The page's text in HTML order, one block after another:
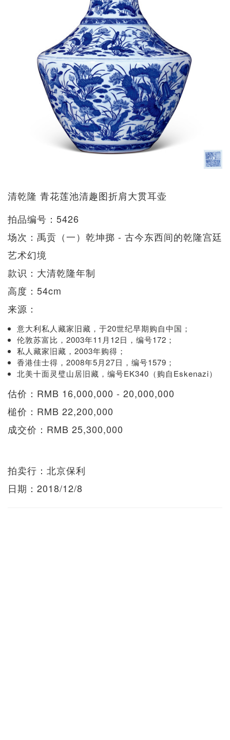
清乾隆 青花莲池清趣图折肩大贯耳壶
拍品编号：5426
场次：禹贡（一）乾坤掷 - 古今东西间的乾隆宫廷
艺术幻境
款识：大清乾隆年制
高度：54cm
来源：
意大利私人藏家旧藏，于20世纪早期购自中国；
伦敦苏富比，2003年11月12日，编号172；
私人藏家旧藏，2003年购得；
香港佳士得，2008年5月27日，编号1579；
北美十面灵璧山居旧藏，编号EK340（购自Eskenazi）
估价：RMB 16,000,000 - 20,000,000
槌价：RMB 22,200,000
成交价：RMB 25,300,000
拍卖行：北京保利
日期：2018/12/8